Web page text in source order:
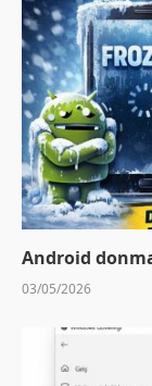
Android
03/05/2026